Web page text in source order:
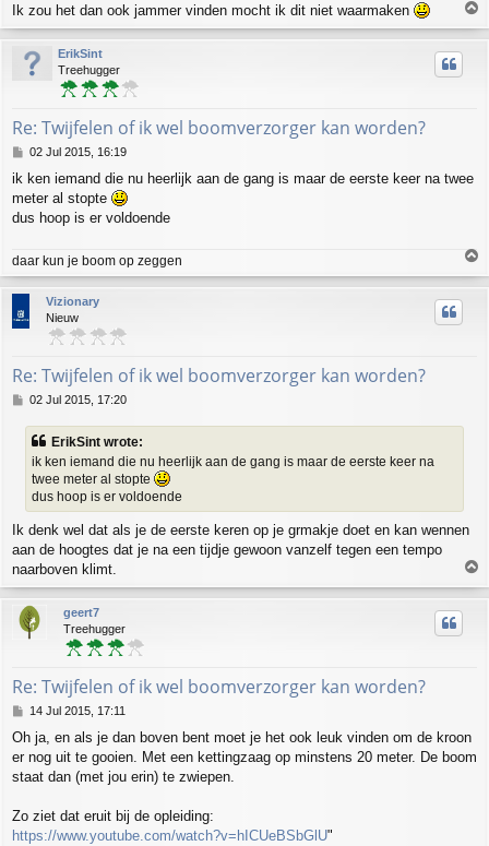
Ik zou het dan ook jammer vinden mocht ik dit niet waarmaken
p
ErikSint
Treehugger
Re: Twijfelen of ik wel boomverzorger kan worden?
P
s
t
02 Jul 2015, 16:19
ik ken iemand die nu heerlijk aan de gang is maar de eerste keer na twee
meter al stopte
dus hoop is er voldoende
daar kun je boom op zeggen
o
p
Vizionary
Nieuw
Re: Twijfelen of ik wel boomverzorger kan worden?
P
s
02 Jul 2015, 17:20
ErikSint wrote:
ik ken iemand die nu heerlijk aan de gang is maar de eerste keer na
twee meter al stopte
dus hoop is er voldoende
Ik denk wel dat als je de eerste keren op je grmakje doet en kan wennen
aan de hoogtes dat je na een tijdje gewoon vanzelf tegen een tempo
naarboven klimt.
o
p
geert7
Treehugger
Re: Twijfelen of ik wel boomverzorger kan worden?
P
s
14 Jul 2015, 17:11
Oh ja, en als je dan boven bent moet je het ook leuk vinden om de kroon
er nog uit te gooien. Met een kettingzaag op minstens 20 meter. De boom
staat dan (met jou erin) te zwiepen.
Zo ziet dat eruit bij de opleiding:
https://www.youtube.com/watch?v=hICUeBSbGlU"